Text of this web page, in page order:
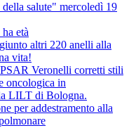
salute" mercoledì 19
età
altri 220 anelli alla
vita!
Veronelli corretti stili
oncologica in
LILT di Bologna.
per addestramento alla